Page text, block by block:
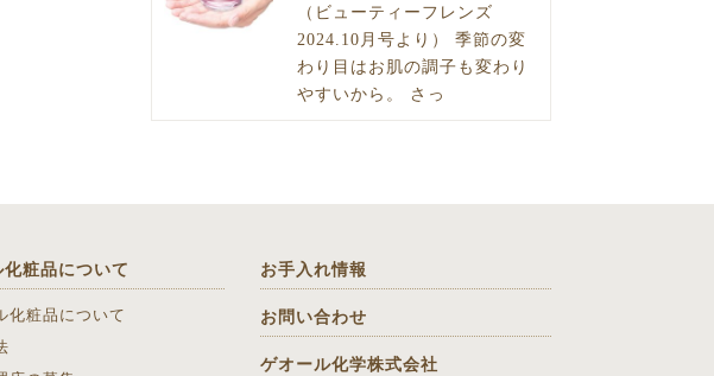
（ビューティーフレンズ
2024.10月号より） 季節の変
わり目はお肌の調子も変わり
やすいから。 さっ
粧品について
化粧品について
お手入れ情報
お問い合わせ
ゲオール化学株式会社